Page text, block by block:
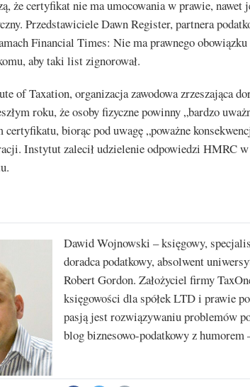
że certyfikat nie ma umocowania w prawie, nawet
Przedstawiciele Dawn Register, partnera
Financial Times: Nie ma prawnego
aby taki list zignorował.
of Taxation, organizacja zawodowa zrzeszająca
roku, że osoby fizyczne powinny „bardzo
certyfikatu, biorąc pod uwagę „poważne
Instytut zalecił udzielenie odpowiedzi HMRC
Dawid Wojnowski – księgowy,
doradca podatkowy, absolwent
Robert Gordon. Założyciel firmy
księgowości dla spółek LTD i prawie
pasją jest rozwiązywaniu problemów
blog biznesowo-podatkowy z humorem